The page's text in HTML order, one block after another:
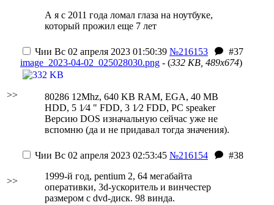
А я с 2011 года ломал глаза на ноутбуке,
который прожил еще 7 лет
>>
Чии Вс 02 апреля 2023 01:50:39 №216153
#37
image_2023-04-02_025028030.png - (332 KB, 489x674)
80286 12Mhz, 640 KB RAM, EGA, 40 MB
HDD, 5 1⁄4 " FDD, 3 1⁄2 FDD, PC speaker
Версию DOS изначальную сейчас уже не
вспомню (да и не придавал тогда значения).
>>
Чии Вс 02 апреля 2023 02:53:45 №216154
#38
1999-й год, pentium 2, 64 мегабайта
оперативки, 3d-ускоритель и винчестер
размером с dvd-диск. 98 винда.